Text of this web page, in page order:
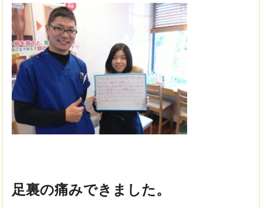
足裏の痛みできました。